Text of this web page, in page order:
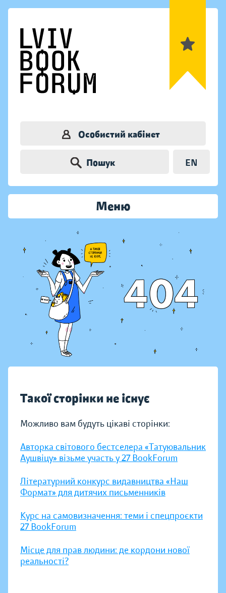
Особистий кабінет
Пошук EN
Меню
Такої сторінки не існує
Можливо вам будуть цікаві сторінки:
Авторка світового бестселера «Татуювальник
Аушвіцу» візьме участь у 27 BookForum
Літературний конкурс видавництва «Наш
Формат» для дитячих письменників
Курс на самовизначення: теми і спецпроєкти
27 BookForum
Місце для прав людини: де кордони нової
реальності?